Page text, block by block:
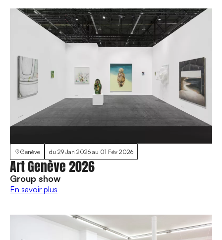
Genève du 29 Jan 2026 au 01 Fév 2026
Art Genève 2026
Group show
En savoir plus